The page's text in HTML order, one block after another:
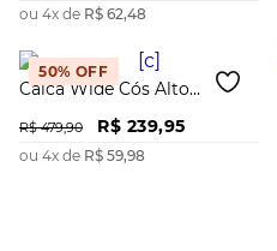
ou 4x de R$ 62,48
50% OFF
Calca Wide Cós Alto
R$ 479,90 R$ 239,95
ou 4x de R$ 59,98